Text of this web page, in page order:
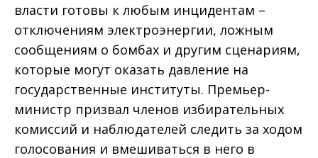
власти готовы к любым инцидентам –
отключениям электроэнергии, ложным
сообщениям о бомбах и другим сценариям,
которые могут оказать давление на
государственные институты. Премьер-
министр призвал членов избирательных
комиссий и наблюдателей следить за ходом
голосования и вмешиваться в него в